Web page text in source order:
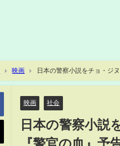
映画 日本の警察小説をチョ・ジ
映画 社会
日本の警察小説